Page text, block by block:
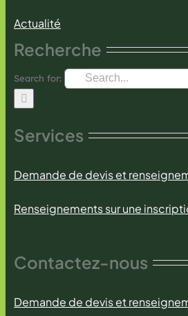
Actualité
Recherche
Search for:
Services
Demande de devis et
Renseignements sur une
Contactez-nous
Demande de devis et